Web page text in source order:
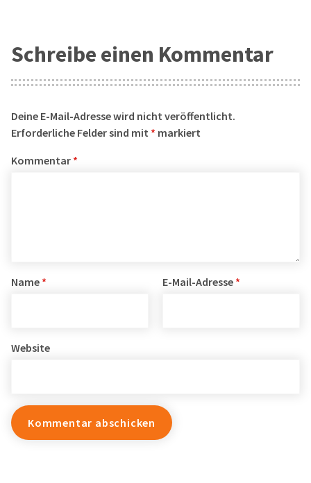
Schreibe einen Kommentar
Deine E-Mail-Adresse wird nicht veröffentlicht.
Erforderliche Felder sind mit * markiert
Kommentar *
Name * E-Mail-Adresse *
Website